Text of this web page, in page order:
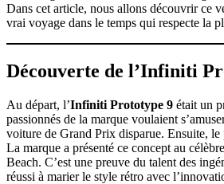
Dans cet article, nous allons découvrir ce
vrai voyage dans le temps qui respecte la
Découverte de l’Infiniti
Au départ, l’Infiniti Prototype 9 était un
passionnés de la marque voulaient
voiture de Grand Prix disparue. Ensuite, le
La marque a présenté ce concept au
Beach. C’est une preuve du talent des
réussi à marier le style rétro avec